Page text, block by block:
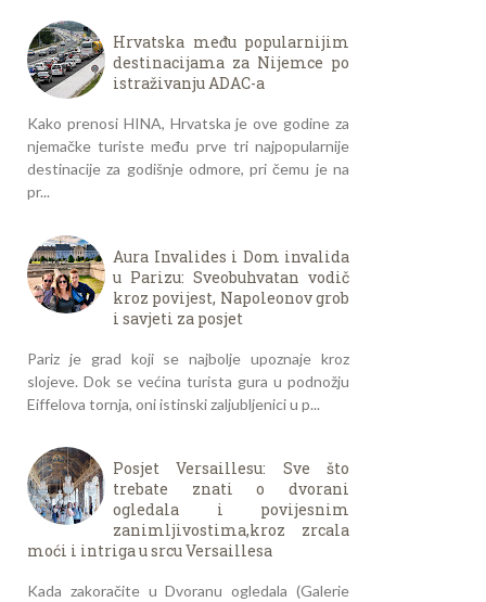
Hrvatska među popularnijim
destinacijama za Nijemce po
istraživanju ADAC-a
Kako prenosi HINA, Hrvatska je ove godine za
njemačke turiste među prve tri najpopularnije
destinacije za godišnje odmore, pri čemu je na
pr...
Aura Invalides i Dom invalida
u Parizu: Sveobuhvatan vodič
kroz povijest, Napoleonov grob
i savjeti za posjet
Pariz je grad koji se najbolje upoznaje kroz
slojeve. Dok se većina turista gura u podnožju
Eiffelova tornja, oni istinski zaljubljenici u p...
Posjet Versaillesu: Sve što
trebate znati o dvorani
ogledala i povijesnim
zanimljivostima,kroz zrcala
moći i intriga u srcu Versaillesa
Kada zakoračite u Dvoranu ogledala (Galerie